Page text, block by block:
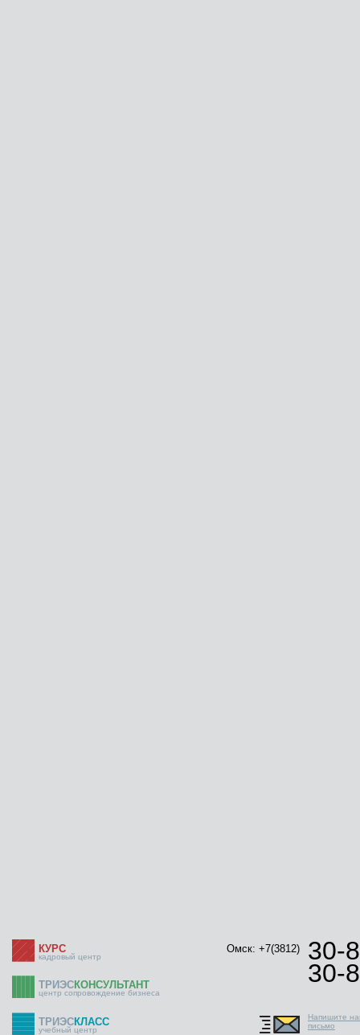
КУРС
кадровый центр
Омск: +7(3812) 30-
30-
ТРИЭСКОНСУЛЬТАНТ
центр сопровождение бизнеса
ТРИЭСКЛАСС
учебный центр
Напишите
письмо